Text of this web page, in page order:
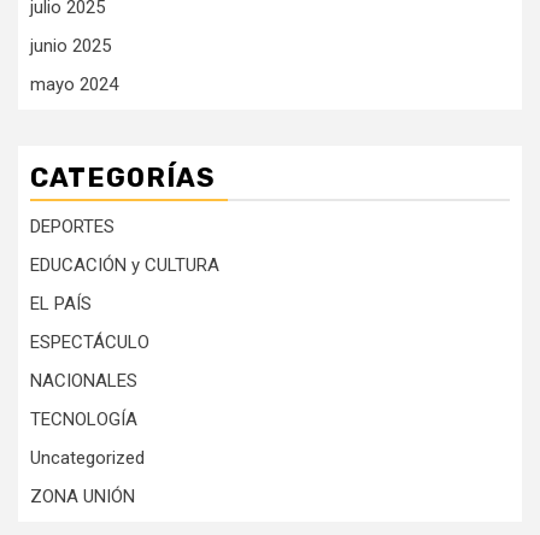
julio 2025
junio 2025
mayo 2024
CATEGORÍAS
DEPORTES
EDUCACIÓN y CULTURA
EL PAÍS
ESPECTÁCULO
NACIONALES
TECNOLOGÍA
Uncategorized
ZONA UNIÓN